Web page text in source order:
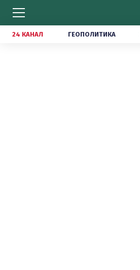
24 КАНАЛ ГЕОПОЛИТИКА